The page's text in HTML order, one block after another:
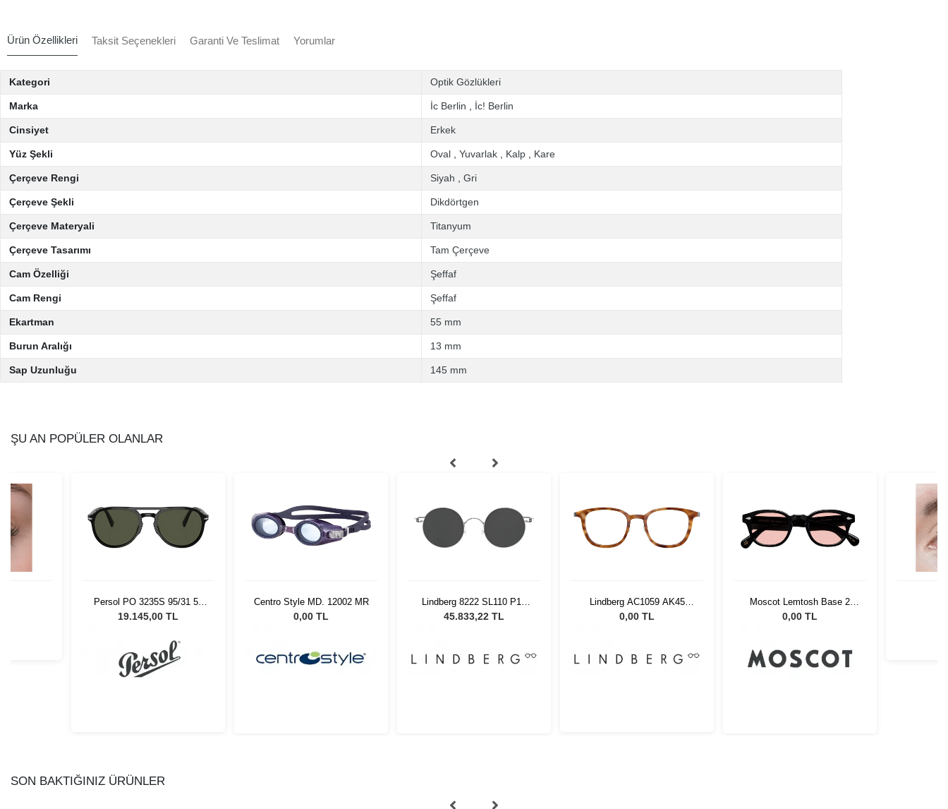
Ürün Özellikleri Taksit Seçenekleri Garanti Ve Teslimat Yorumlar
Kategori Optik Gözlükleri
Marka İc Berlin İc! Berlin
Cinsiyet Erkek
Yüz Şekli Oval Yuvarlak Kalp Kare
Çerçeve Rengi Siyah Gri
Çerçeve Şekli Dikdörtgen
Çerçeve Materyali Titanyum
Çerçeve Tasarımı Tam Çerçeve
Cam Özelliği Şeffaf
Cam Rengi Şeffaf
Ekartman 55 mm
Burun Aralığı 13 mm
Sap Uzunluğu 145 mm
ŞU AN POPÜLER OLANLAR
Persol PO 3235S 95/31 55
Unisex Güneş Gözlüğü
19.145,00 TL
Centro Style MD. 12002 MR
0,00 TL
Lindberg 8222 SL110 P10
45145W
45.833,22 TL
Lindberg AC1059 AK45
47135 1128193
0,00 TL
Moscot Lemtosh Base 2
Sun Black 46 Ny Rose
0,00 TL
SON BAKTIĞINIZ ÜRÜNLER